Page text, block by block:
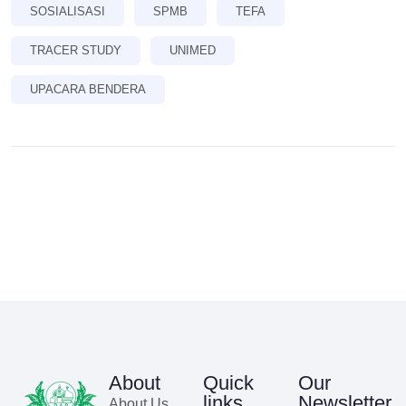
SOSIALISASI SPMB TEFA
TRACER STUDY UNIMED
UPACARA BENDERA
About
Quick
Our